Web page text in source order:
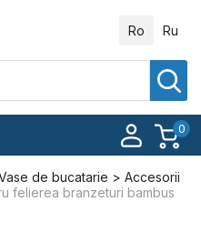
Ro Ru
0
de bucatarie
Accesorii
felierea branzeturi bambus